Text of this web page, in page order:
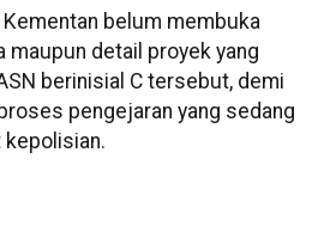
Kementan belum membuka
maupun detail proyek yang
berinisial C tersebut, demi
pengejaran yang sedang
kepolisian.